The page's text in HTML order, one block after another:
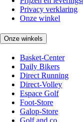
Privacy verklaring
Onze winkel
Onze winkels
Basket-Center
Daily Bikers
Direct Running
Direct-Volley
Espace Golf
Foot-Store
Galop-Store
Golf and co